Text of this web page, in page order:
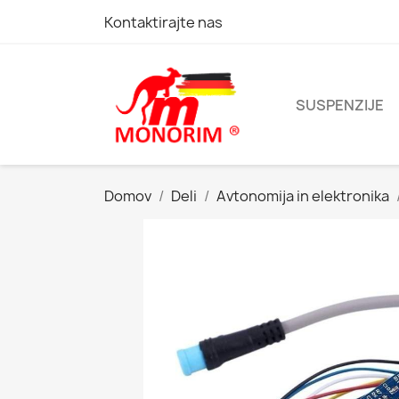
Kontaktirajte nas
SUSPENZIJE
Domov Deli Avtonomija in elektronika